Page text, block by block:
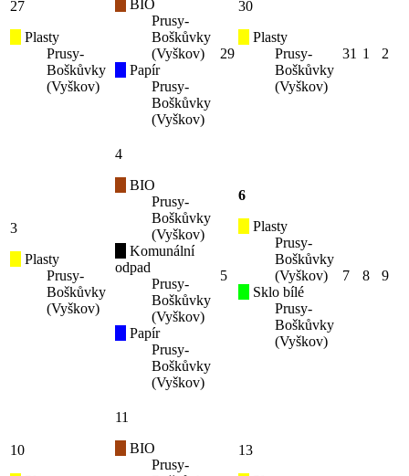
27
Plasty
Prusy-
Boškůvky
(Vyškov)
BIO
Prusy-
Boškůvky
(Vyškov)
Papír
Prusy-
Boškůvky
(Vyškov)
29
30
Plasty
Prusy-
Boškůvky
(Vyškov)
31 1 2
3
Plasty
Prusy-
Boškůvky
(Vyškov)
4
BIO
Prusy-
Boškůvky
(Vyškov)
Komunální
odpad
Prusy-
Boškůvky
(Vyškov)
Papír
Prusy-
Boškůvky
(Vyškov)
5
6
Plasty
Prusy-
Boškůvky
(Vyškov)
Sklo bílé
Prusy-
Boškůvky
(Vyškov)
7 8 9
10
11
BIO
Prusy-
13